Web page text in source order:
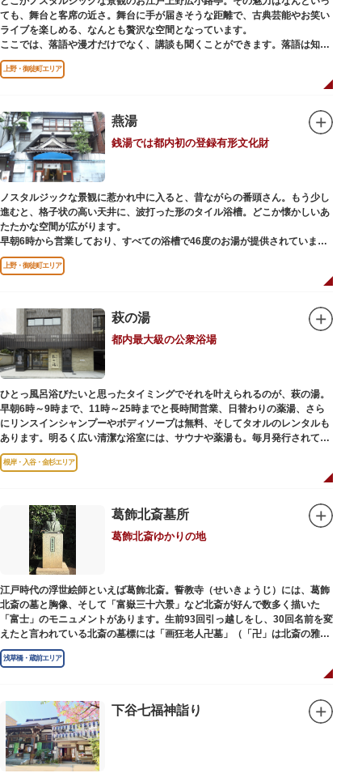
ても、舞台と客席の近さ。舞台に手が届きそうな距離で、古典芸能やお笑い
ライブを楽しめる、なんとも贅沢な空間となっています。
ここでは、落語や漫才だけでなく、講談も聞くことができます。落語は知っ
ているけど講談ってなんだろう？と思われた方も、ぜひ一度お江戸上野広小
路亭をのぞいてみませんか？
上野・御徒町エリア
燕湯
銭湯では都内初の登録有形文化財
ノスタルジックな景観に惹かれ中に入ると、昔ながらの番頭さん。もう少し
進むと、格子状の高い天井に、波打った形のタイル浴槽。どこか懐かしいあ
たたかな空間が広がります。
早朝6時から営業しており、すべての浴槽で46度のお湯が提供されていま
す。常連の方々を魅了するのは早朝のこの少し熱めの温度のお湯と昔ながら
の懐かしさでしょうか。
店頭の屋根瓦や格子型天井等も昭和から引き継がれてきている歴史あるもの
りとご覧ください。
上野・御徒町エリア
萩の湯
都内最大級の公衆浴場
ひとっ風呂浴びたいと思ったタイミングでそれを叶えられるのが、萩の湯。
早朝6時～9時まで、11時～25時までと長時間営業、日替わりの薬湯、さら
にリンスインシャンプーやボディソープは無料、そしてタオルのレンタルも
あります。明るく広い清潔な浴室には、サウナや薬湯も。毎月発行されてい
る萩の湯だよりで薬湯の予定を確認すれば、お好みの薬湯を楽しめます。
また併設されたレストラン、食事処こもれびではおいしい食事だけでなく、
後これまた好きなタイミングで、おいしい食事をいただき、心も体も整えて
日々の生活を支えてくれる空間です。
根岸・入谷・金杉エリア
葛飾北斎墓所
葛飾北斎ゆかりの地
江戸時代の浮世絵師といえば葛飾北斎。誓教寺（せいきょうじ）には、葛飾
北斎の墓と胸像、そして「富嶽三十六景」など北斎が好んで数多く描いた
「富士」のモニュメントがあります。生前93回引っ越しをし、30回名前を変
えたと言われている北斎の墓標には「画狂老人卍墓」（「卍」は北斎の雅号
の一つ）とあり、辞世の句が刻まれています。毎年命日の4月18日には「北
斎忌」が開かれ、法要が営まれます。
浅草橋・蔵前エリア
下谷七福神詣り